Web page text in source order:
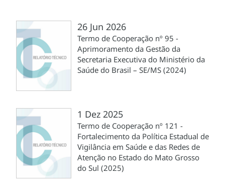
26 Jun 2026
Termo de Cooperação nº 95 -
Aprimoramento da Gestão da
Secretaria Executiva do Ministério da
Saúde do Brasil – SE/MS (2024)
1 Dez 2025
Termo de Cooperação nº 121 -
Fortalecimento da Política Estadual de
Vigilância em Saúde e das Redes de
Atenção no Estado do Mato Grosso
do Sul (2025)